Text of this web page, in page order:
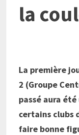
la
La première
2 (Groupe
passé aura
certains clubs
faire bonne